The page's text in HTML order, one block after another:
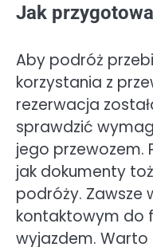
Jak
Aby podróż
korzystania z
rezerwacja
sprawdzić
jego przewozem.
jak dokumenty
podróży. Zawsze
kontaktowym do
wyjazdem.